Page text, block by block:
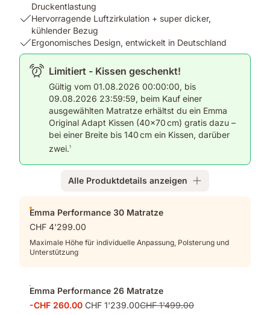
Die
neue
Emma
AirGrid
Tech
optimale
Druckentlastung
Druckentlastung
USP
Hervorragende
Luftzirkulation
super
kühlender
Hervorragende Luftzirkulation + super dicker,
kühlender Bezug
USP
3:
Ergonomisches
Design,
entwickelt
Deutschland
Ergonomisches Design, entwickelt in Deutschland
Limitiert - Kissen geschenkt!
Gültig vom 01.08.2026 00:00:00, bis
09.08.2026 23:59:59, beim Kauf einer
ausgewählten Matratze erhältst du ein Emma
Original Adapt Kissen (40×70 cm) gratis dazu –
bei einer Breite bis 140 cm ein Kissen, darüber
zwei.1
Alle Produktdetails anzeigen
Emma Performance 30 Matratze
CHF 4'299.00
Maximale Höhe für individuelle Anpassung, Polsterung und
Unterstützung
Emma Performance 26 Matratze
-CHF 260.00 CHF 1'239.00CHF 1'499.00